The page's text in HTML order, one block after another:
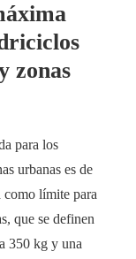
zonas
para los
urbanas es de
como límite para
que se definen
350 kg y una